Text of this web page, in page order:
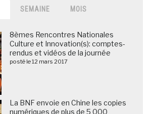
SEMAINE MOIS
8èmes Rencontres Nationales
Culture et Innovation(s): comptes-
rendus et vidéos de la journée
posté le 12 mars 2017
La BNF envoie en Chine les copies
numériques de plus de 5 000